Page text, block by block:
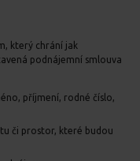
který chrání jak
podnájemní smlouva
příjmení, rodné číslo,
či prostor, které budou